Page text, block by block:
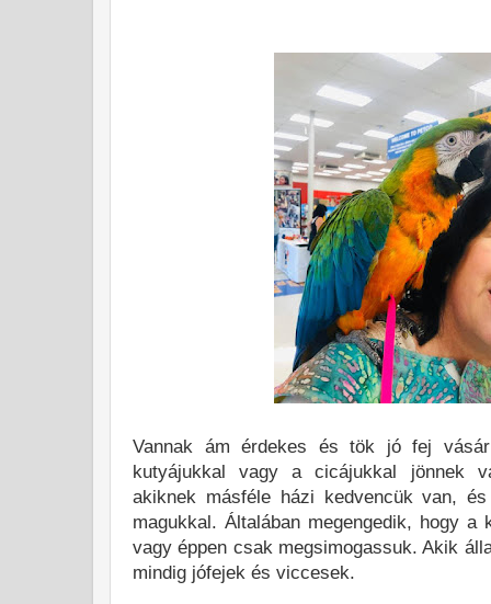
Vannak ám érdekes és tök jó fej
kutyájukkal vagy a cicájukkal jönnek
akiknek másféle házi kedvencük van,
magukkal. Általában megengedik, hogy a
vagy éppen csak megsimogassuk. Akik
mindig jófejek és viccesek.